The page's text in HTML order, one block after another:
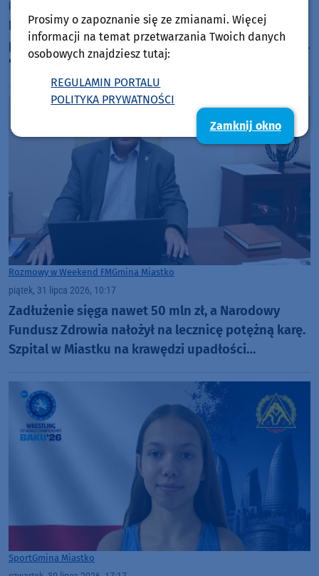
poniedziałek, 3 sierpnia 2026, 07:05
Przez półtorej godziny kolarze będą jechać przez
powiat bytowski. Dziś (3.08) rusza Tour de Pologne.
"Przejazd kolumny wyścigu to jest taka magia"
Rozmowy w Weekend FMGmina Miastko
piątek, 31 lipca 2026, 10:17
Zadłużenie sięga nawet 50 mln zł, a Narodowy
Fundusz Zdrowia nałożył na lecznicę potężną karę.
Szpital w Miastku na krawędzi upadłości
SportGmina Miastko
Prosimy o zapoznanie się ze zmianami. Więcej
informacji na temat przetwarzania Twoich danych
osobowych znajdziesz tutaj:
REGULAMIN PORTALU
POLITYKA PRYWATNOŚCI
Zamknij okno